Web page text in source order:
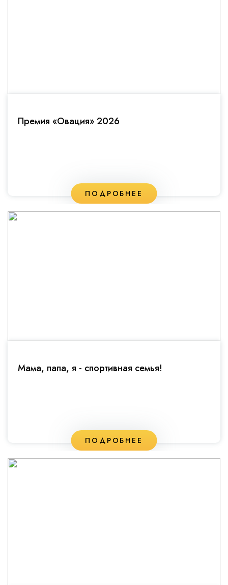
Премия «Овация» 2026
ПОДРОБНЕЕ
Мама, папа, я - спортивная семья!
ПОДРОБНЕЕ